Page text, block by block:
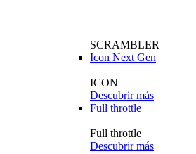
SCRAMBLER
Icon Next Gen
ICON
Descubrir más
Full throttle
Full throttle
Descubrir más